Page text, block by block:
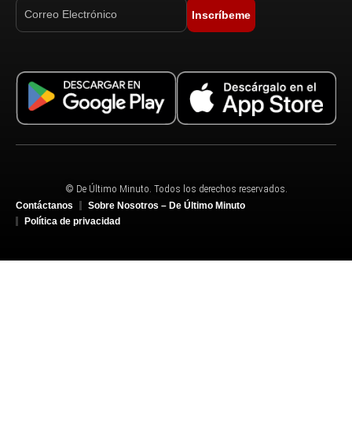
Inscríbeme
© De Último Minuto. Todos los derechos reservados.
Contáctanos
Sobre Nosotros – De Último Minuto
Política de privacidad